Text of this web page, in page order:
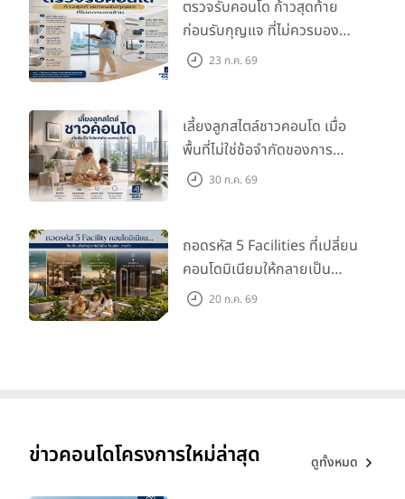
ตรวจรับคอนโด ก้าวสุดท้าย
ก่อนรับกุญแจ ที่ไม่ควรมอง
ข้าม 23 ก.ค. 69
เลี้ยงลูกสไตล์ชาวคอนโด เมื่อ
พื้นที่ไม่ใช่ข้อจำกัดของการ
เติบโต30 ก.ค. 69
ถอดรหัส 5 Facilities ที่เปลี่ยน
คอนโดมิเนียมให้กลายเป็น
‘โอเอซิส’ ส่วนตัวกลางเมือง
20 ก.ค. 69
ข่าวคอนโดโครงการใหม่ล่าสุด ดูทั้งหมด